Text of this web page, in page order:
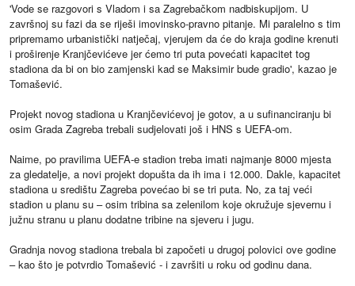
'Vode se razgovori s Vladom i sa Zagrebačkom nadbiskupijom. U
završnoj su fazi da se riješi imovinsko-pravno pitanje. Mi paralelno s tim
pripremamo urbanistički natječaj, vjerujem da će do kraja godine krenuti
i proširenje Kranjčevićeve jer ćemo tri puta povećati kapacitet tog
stadiona da bi on bio zamjenski kad se Maksimir bude gradio', kazao je
Tomašević.
Projekt novog stadiona u Kranjčevićevoj je gotov, a u sufinanciranju bi
osim Grada Zagreba trebali sudjelovati još i HNS s UEFA-om.
Naime, po pravilima UEFA-e stadion treba imati najmanje 8000 mjesta
za gledatelje, a novi projekt dopušta da ih ima i 12.000. Dakle, kapacitet
stadiona u središtu Zagreba povećao bi se tri puta. No, za taj veći
stadion u planu su – osim tribina sa zelenilom koje okružuje sjevernu i
južnu stranu u planu dodatne tribine na sjeveru i jugu.
Gradnja novog stadiona trebala bi započeti u drugoj polovici ove godine
– kao što je potvrdio Tomašević - i završiti u roku od godinu dana.